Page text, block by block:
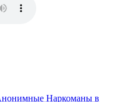
Наркоманы в